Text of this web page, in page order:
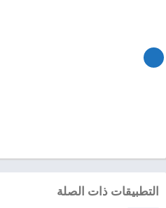
التطبيقات ذات الصلة